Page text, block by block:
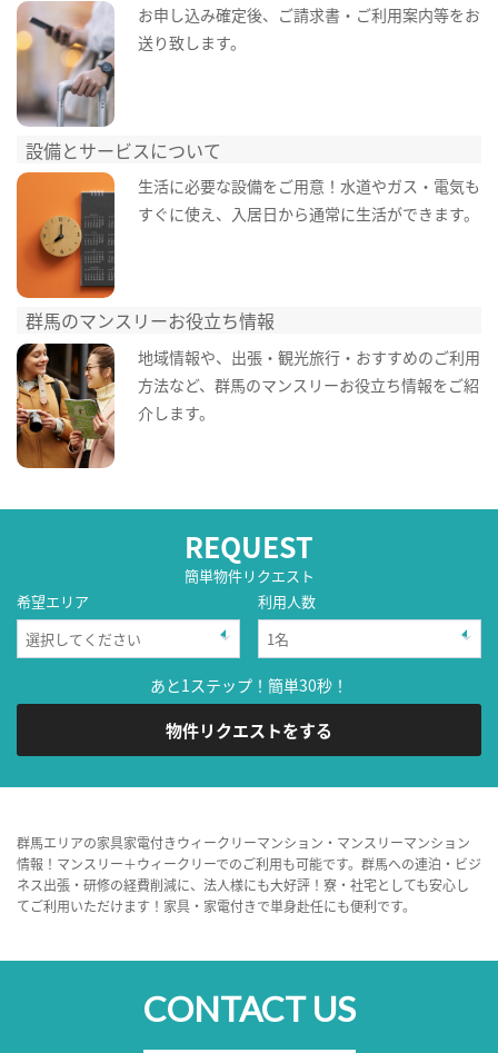
お申し込み確定後、ご請求書・ご利用案内等をお
送り致します。
設備とサービスについて
生活に必要な設備をご用意！水道やガス・電気も
すぐに使え、入居日から通常に生活ができます。
群馬のマンスリーお役立ち情報
地域情報や、出張・観光旅行・おすすめのご利用
方法など、群馬のマンスリーお役立ち情報をご紹
介します。
REQUEST
簡単物件リクエスト
希望エリア
利用人数
あと1ステップ！簡単30秒！
物件リクエストをする
群馬エリアの家具家電付きウィークリーマンション・マンスリーマンション
情報！マンスリー＋ウィークリーでのご利用も可能です。群馬への連泊・ビジ
ネス出張・研修の経費削減に、法人様にも大好評！寮・社宅としても安心し
てご利用いただけます！家具・家電付きで単身赴任にも便利です。
CONTACT US